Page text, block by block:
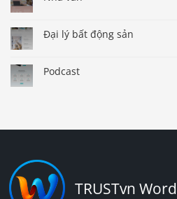
Đại lý bất động sản
Podcast
TRUSTvn